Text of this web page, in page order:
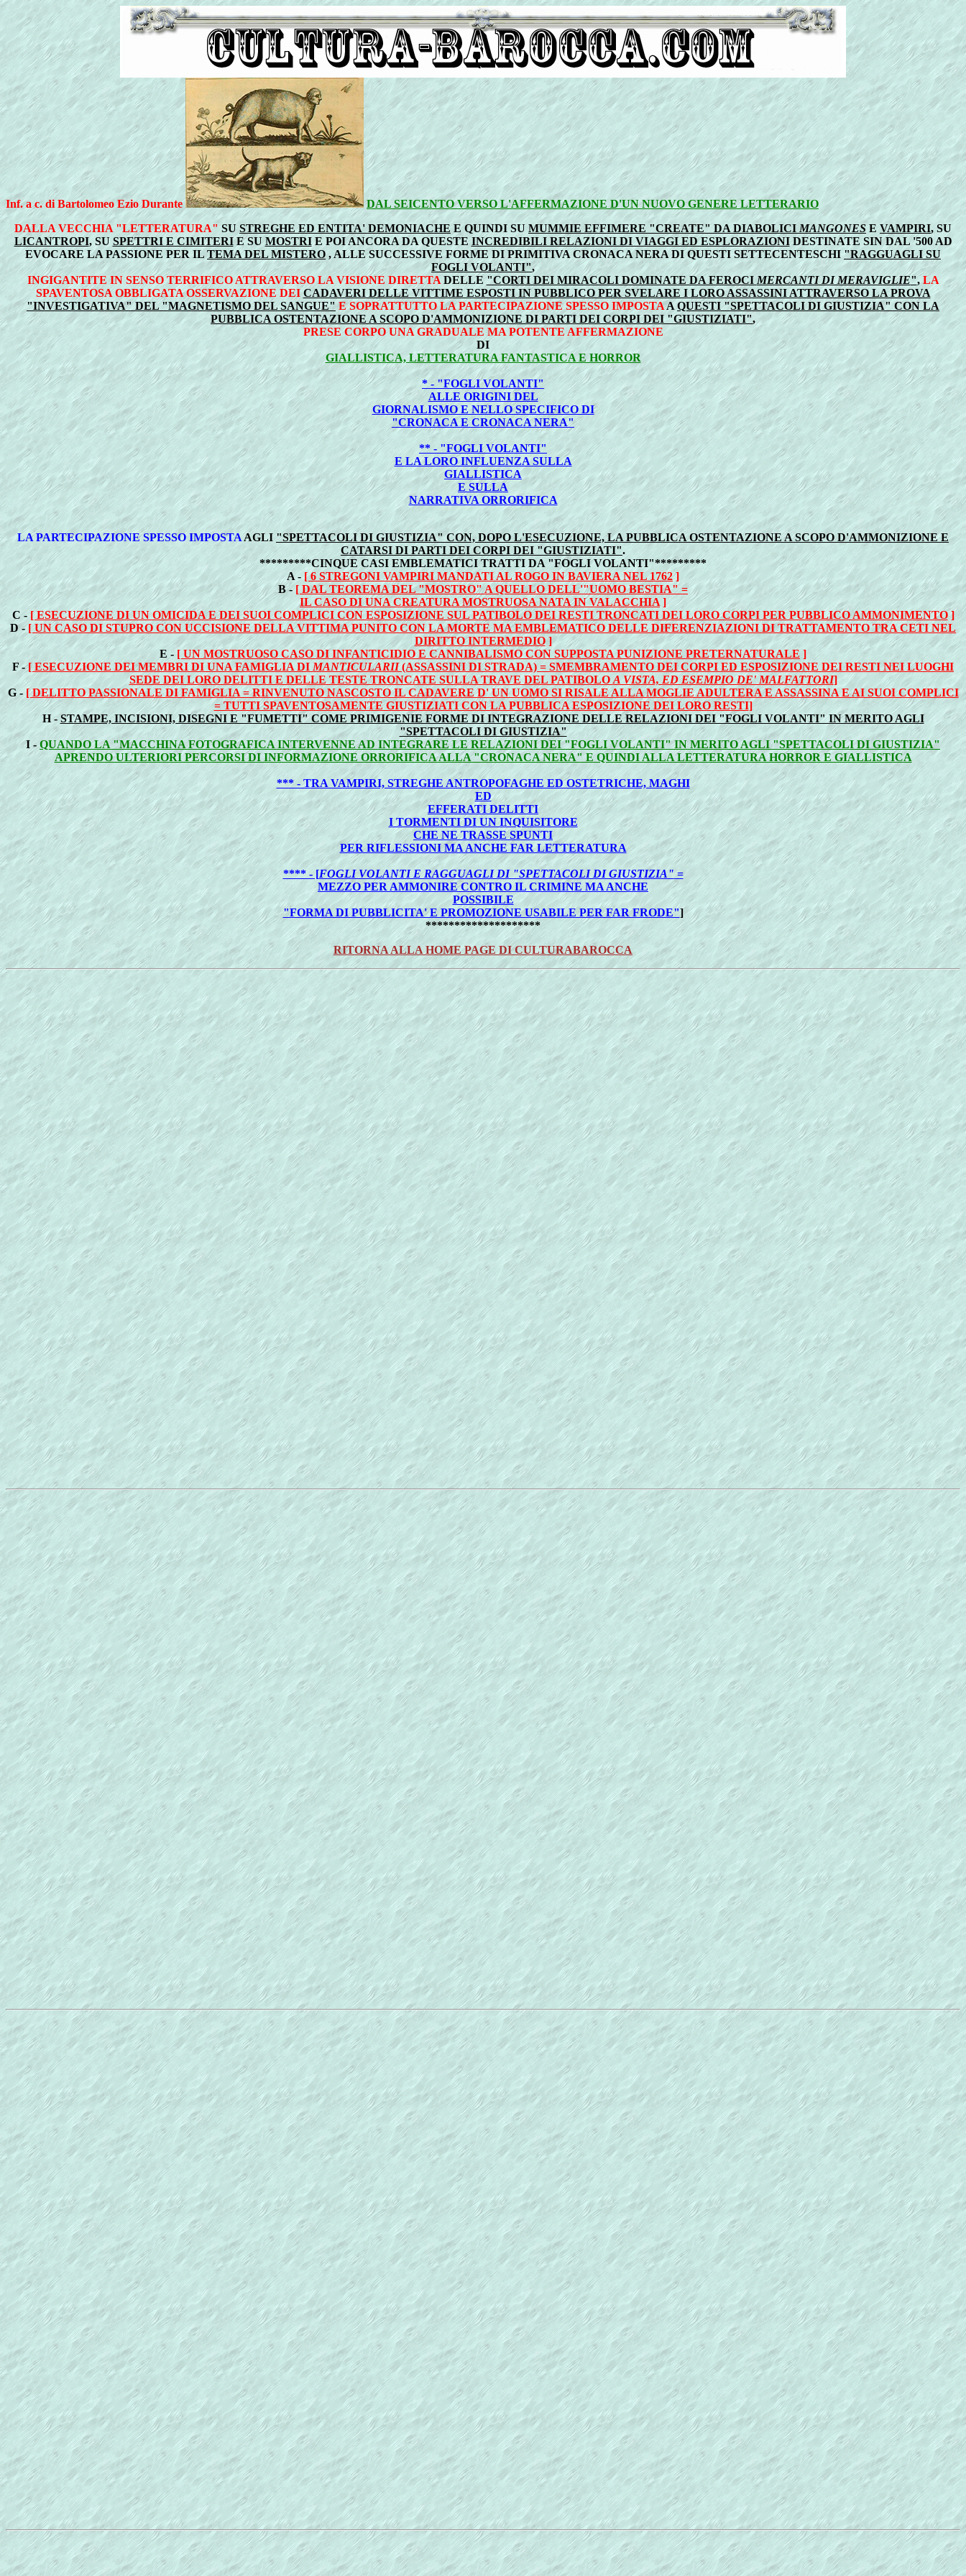
Inf. a c. di Bartolomeo Ezio Durante
DAL SEICENTO VERSO L'AFFERMAZIONE D'UN NUOVO GENERE LETTERARIO
DALLA VECCHIA "LETTERATURA" SU STREGHE ED ENTITA' DEMONIACHE E QUINDI SU MUMMIE EFFIMERE "CREATE" DA DIABOLICI MANGONES EVAMPIRI, SU
LICANTROPI, SU SPETTRI E CIMITERIE SUMOSTRIE POI ANCORA DA QUESTEINCREDIBILI RELAZIONI DI VIAGGI ED ESPLORAZIONIDESTINATE SIN DAL '500 AD
EVOCARE LA PASSIONE PER IL TEMA DEL MISTERO, ALLE SUCCESSIVE FORME DI PRIMITIVA CRONACA NERA DI QUESTI SETTECENTESCHI"RAGGUAGLI SU
FOGLI VOLANTI",
INGIGANTITE IN SENSO TERRIFICO ATTRAVERSO LA VISIONE DIRETTADELLE"CORTI DEI MIRACOLI DOMINATE DA FEROCI MERCANTI DI MERAVIGLIE",LA
SPAVENTOSA OBBLIGATA OSSERVAZIONE DEI CADAVERI DELLE VITTIME ESPOSTI IN PUBBLICO PER SVELARE I LORO ASSASSINI ATTRAVERSO LA PROVA
"INVESTIGATIVA" DEL "MAGNETISMO DEL SANGUE" E SOPRATTUTTO LA PARTECIPAZIONE SPESSO IMPOSTAAQUESTI "SPETTACOLI DI GIUSTIZIA" CON LA
PUBBLICA OSTENTAZIONE A SCOPO D'AMMONIZIONE DI PARTI DEI CORPI DEI "GIUSTIZIATI",
PRESE CORPO UNA GRADUALE MA POTENTE AFFERMAZIONE
DI
GIALLISTICA, LETTERATURA FANTASTICA E HORROR
* - "FOGLI VOLANTI"
ALLE ORIGINI DEL
GIORNALISMO E NELLO SPECIFICO DI
"CRONACA E CRONACA NERA"
** - "FOGLI VOLANTI"
E LA LORO INFLUENZA SULLA
GIALLISTICA
E SULLA
NARRATIVA ORRORIFICA
LA PARTECIPAZIONE SPESSO IMPOSTAAGLI"SPETTACOLI DI GIUSTIZIA" CON, DOPO L'ESECUZIONE, LA PUBBLICA OSTENTAZIONE A SCOPO D'AMMONIZIONE E
CATARSI DI PARTI DEI CORPI DEI "GIUSTIZIATI".
*********CINQUE CASI EMBLEMATICI TRATTI DA "FOGLI VOLANTI"*********
A - [ 6 STREGONI VAMPIRI MANDATI AL ROGO IN BAVIERA NEL 1762]
B - [ DAL TEOREMA DEL "MOSTRO" A QUELLO DELL'"UOMO BESTIA" =
IL CASO DI UNA CREATURA MOSTRUOSA NATA IN VALACCHIA ]
C - [ ESECUZIONE DI UN OMICIDA E DEI SUOI COMPLICI CON ESPOSIZIONE SUL PATIBOLO DEI RESTI TRONCATI DEI LORO CORPI PER PUBBLICO AMMONIMENTO]
D - [ UN CASO DI STUPRO CON UCCISIONE DELLA VITTIMA PUNITO CON LA MORTE MA EMBLEMATICO DELLE DIFERENZIAZIONI DI TRATTAMENTO TRA CETI NEL
DIRITTO INTERMEDIO]
E - [ UN MOSTRUOSO CASO DI INFANTICIDIO E CANNIBALISMO CON SUPPOSTA PUNIZIONE PRETERNATURALE ]
F -[ ESECUZIONE DEI MEMBRI DI UNA FAMIGLIA DI MANTICULARII(ASSASSINI DI STRADA) = SMEMBRAMENTO DEI CORPI ED ESPOSIZIONE DEI RESTI NEI LUOGHI
SEDE DEI LORO DELITTI E DELLE TESTE TRONCATE SULLA TRAVE DEL PATIBOLO A VISTA, ED ESEMPIO DE' MALFATTORI]
G - [ DELITTO PASSIONALE DI FAMIGLIA = RINVENUTO NASCOSTO IL CADAVERE D' UN UOMO SI RISALE ALLA MOGLIE ADULTERA E ASSASSINA E AI SUOI COMPLICI
= TUTTI SPAVENTOSAMENTE GIUSTIZIATI CON LA PUBBLICA ESPOSIZIONE DEI LORO RESTI]
H -STAMPE, INCISIONI, DISEGNI E "FUMETTI" COME PRIMIGENIE FORME DI INTEGRAZIONE DELLE RELAZIONI DEI "FOGLI VOLANTI" IN MERITO AGLI
"SPETTACOLI DI GIUSTIZIA"
I -QUANDO LA "MACCHINA FOTOGRAFICA INTERVENNE AD INTEGRARE LE RELAZIONI DEI "FOGLI VOLANTI" IN MERITO AGLI "SPETTACOLI DI GIUSTIZIA"
APRENDO ULTERIORI PERCORSI DI INFORMAZIONE ORRORIFICA ALLA "CRONACA NERA" E QUINDI ALLA LETTERATURA HORROR E GIALLISTICA
*** - TRA VAMPIRI, STREGHE ANTROPOFAGHE ED OSTETRICHE, MAGHI
ED
EFFERATI DELITTI
I TORMENTI DI UN INQUISITORE
CHE NE TRASSE SPUNTI
PER RIFLESSIONI MA ANCHE FAR LETTERATURA
**** - [FOGLI VOLANTI E RAGGUAGLI DI "SPETTACOLI DI GIUSTIZIA" =
MEZZO PER AMMONIRE CONTRO IL CRIMINE MA ANCHE
POSSIBILE
"FORMA DI PUBBLICITA' E PROMOZIONE USABILE PER FAR FRODE"]
********************
RITORNA ALLA HOME PAGE DI CULTURABAROCCA